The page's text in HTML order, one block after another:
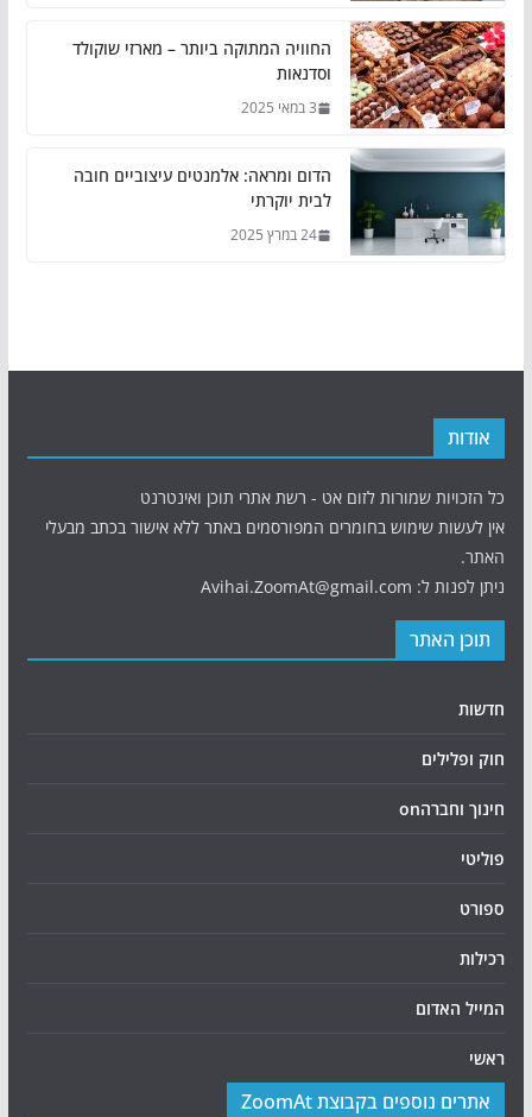
החוויה המתוקה ביותר – מארזי שוקולד
וסדנאות
3 במאי 2025
הדום ומראה: אלמנטים עיצוביים חובה
לבית יוקרתי
24 במרץ 2025
אודות
כל הזכויות שמורות לזום אט - רשת אתרי תוכן ואינטרנט
אין לעשות שימוש בחומרים המפורסמים באתר ללא אישור בכתב מבעלי
האתר.
ניתן לפנות ל: Avihai.ZoomAt@gmail.com
תוכן האתר
חדשות
חוק ופלילים
חינוך וחברהon
פוליטי
ספורט
רכילות
המייל האדום
ראשי
אתרים נוספים בקבוצת ZoomAt